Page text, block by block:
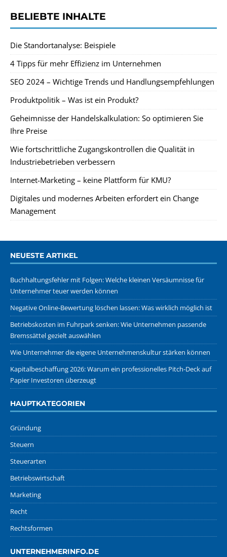
BELIEBTE INHALTE
Die Standortanalyse: Beispiele
4 Tipps für mehr Effizienz im Unternehmen
SEO 2024 – Wichtige Trends und Handlungsempfehlungen
Produktpolitik – Was ist ein Produkt?
Geheimnisse der Handelskalkulation: So optimieren Sie
Ihre Preise
Wie fortschrittliche Zugangskontrollen die Qualität in
Industriebetrieben verbessern
Internet-Marketing – keine Plattform für KMU?
Digitales und modernes Arbeiten erfordert ein Change
Management
NEUESTE ARTIKEL
Buchhaltungsfehler mit Folgen: Welche kleinen Versäumnisse für
Unternehmer teuer werden können
Negative Online-Bewertung löschen lassen: Was wirklich möglich ist
Betriebskosten im Fuhrpark senken: Wie Unternehmen passende
Bremssättel gezielt auswählen
Wie Unternehmer die eigene Unternehmenskultur stärken können
Kapitalbeschaffung 2026: Warum ein professionelles Pitch-Deck auf
Papier Investoren überzeugt
HAUPTKATEGORIEN
Gründung
Steuern
Steuerarten
Betriebswirtschaft
Marketing
Recht
Rechtsformen
UNTERNEHMERINFO.DE